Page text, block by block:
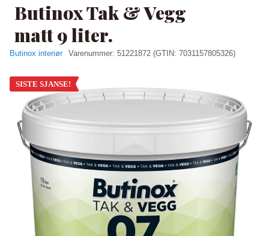
Butinox Tak & Vegg
matt 9 liter.
Butinox interiør Varenummer: 51221872 (GTIN: 7031157805326)
SISTE SJANSE!